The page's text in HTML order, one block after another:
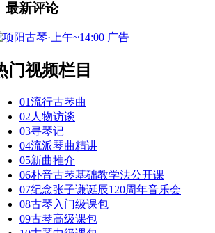
最新评论
广告
门视频栏目
01流行古琴曲
02 人物访谈
03寻琴记
04流派琴曲精讲
05新曲推介
06朴音古琴基础教学法公开课
07纪念张子谦诞辰120周年音乐会
08古琴入门级课包
09古琴高级课包